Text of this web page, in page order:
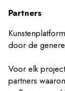
Partners
door de
Voor elk
partners